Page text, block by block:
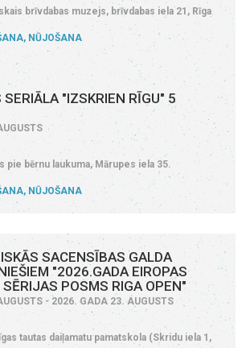
brīvdabas muzejs, brīvdabas iela 21, Rīga
NŪJOŠANA
SERIĀLA "IZSKRIEN RĪGU" 5
pie bērnu laukuma, Mārupes iela 35.
NŪJOŠANA
SACENSĪBAS GALDA
"2026.GADA EIROPAS
POSMS RIGA OPEN"
- 2026. GADA 23. AUGUSTS
tautas daiļamatu pamatskola (Skridu iela 1,